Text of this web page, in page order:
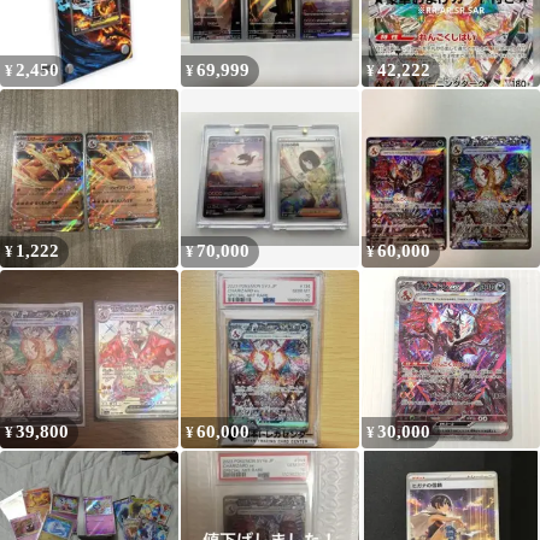
¥ 2,450 ¥69,999 ¥42,222
¥ 1,222 ¥70,000 ¥60,000
¥39,800 ¥60,000 ¥30,000